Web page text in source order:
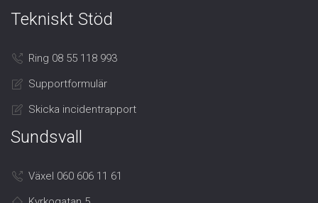
Tekniskt Stöd
Ring 08 55 118 993
Supportformulär
Skicka incidentrapport
Sundsvall
Växel 060 606 11 61